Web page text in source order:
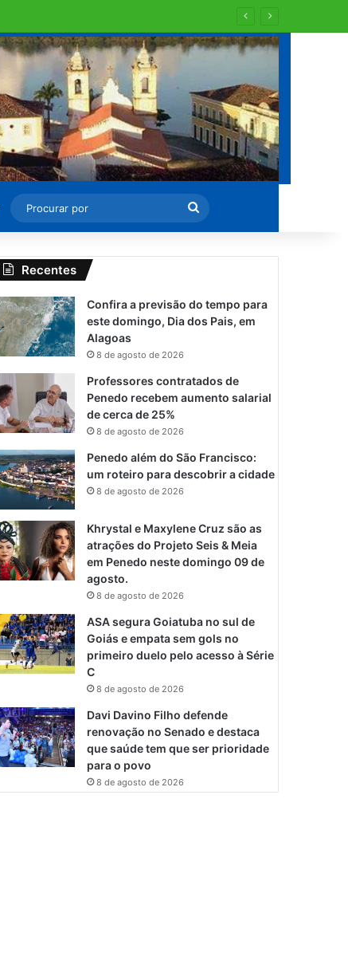
Procurar
por
Recentes
Confira a previsão do tempo para
este domingo, Dia dos Pais, em
Alagoas
8 de agosto de 2026
Professores contratados de
Penedo recebem aumento salarial
de cerca de 25%
8 de agosto de 2026
Penedo além do São Francisco:
um roteiro para descobrir a cidade
8 de agosto de 2026
Khrystal e Maxylene Cruz são as
atrações do Projeto Seis & Meia
em Penedo neste domingo 09 de
agosto.
8 de agosto de 2026
ASA segura Goiatuba no sul de
Goiás e empata sem gols no
primeiro duelo pelo acesso à Série
C
8 de agosto de 2026
Davi Davino Filho defende
renovação no Senado e destaca
que saúde tem que ser prioridade
para o povo
8 de agosto de 2026